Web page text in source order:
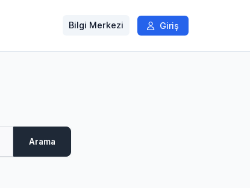
Bilgi Merkezi Giriş
Arama